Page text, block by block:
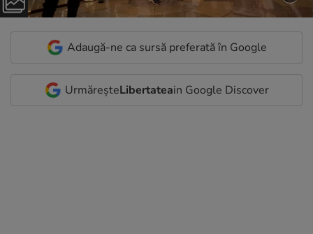
Adaugă-ne ca sursă preferată în Google
UrmăreșteLibertateain Google Discover